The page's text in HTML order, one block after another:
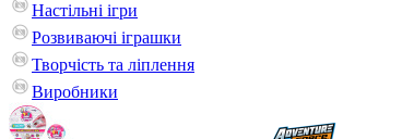
Настільні iгри
Розвиваючі іграшки
Творчість та ліплення
Виробники